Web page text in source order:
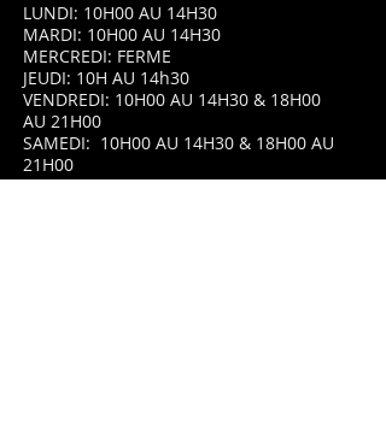
LUNDI: 10H00 AU 14H30
MARDI: 10H00 AU 14H30
MERCREDI: FERME
JEUDI: 10H AU 14h30
VENDREDI: 10H00 AU 14H30 & 18H00
AU 21H00
SAMEDI: 10H00 AU 14H30 & 18H00 AU
21H00
DIMANCHE: 10H00 AU 14H30 & 18H00